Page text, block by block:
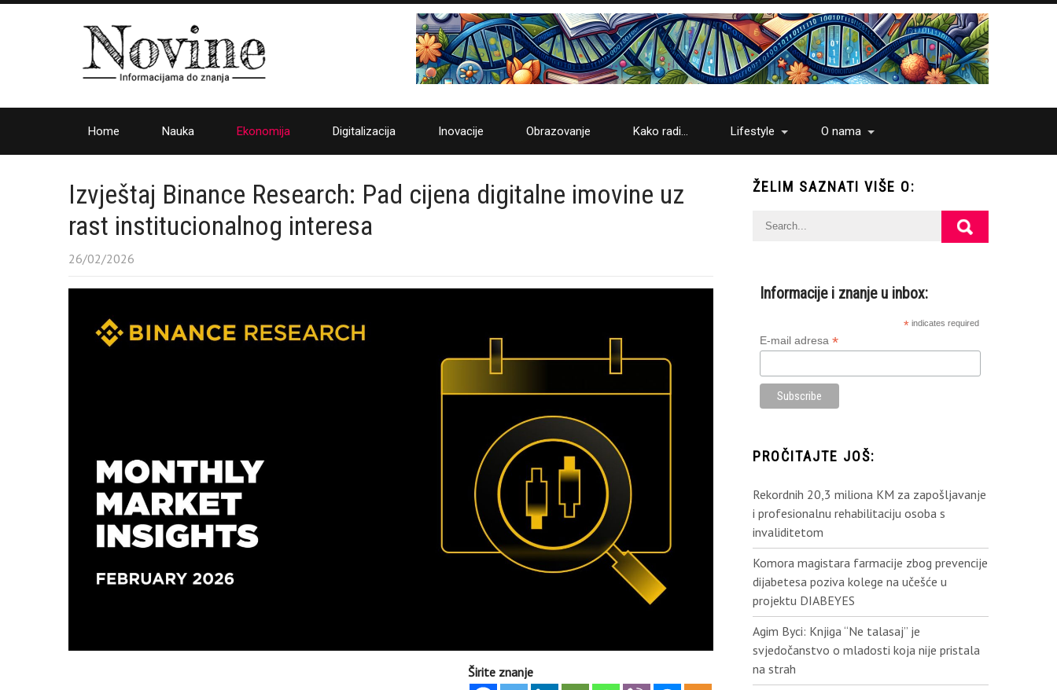
Home Nauka Ekonomija Digitalizacija Inovacije Obrazovanje Kako radi… Lifestyle O nama
Izvještaj Binance Research: Pad cijena digitalne imovine uz
rast institucionalnog interesa
26/02/2026
Širite znanje
ŽELIM SAZNATI VIŠE O:
Informacije i znanje u inbox:
* indicates required
E-mail adresa *
PROČITAJTE JOŠ:
Rekordnih 20,3 miliona KM za zapošljavanje
i profesionalnu rehabilitaciju osoba s
invaliditetom
Komora magistara farmacije zbog prevencije
dijabetesa poziva kolege na učešće u
projektu DIABEYES
Agim Byci: Knjiga “Ne talasaj” je
svjedočanstvo o mladosti koja nije pristala
na strah